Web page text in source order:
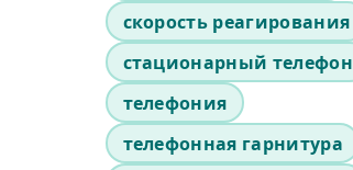
скорость реагирования
стационарный телефон
телефония
телефонная гарнитура